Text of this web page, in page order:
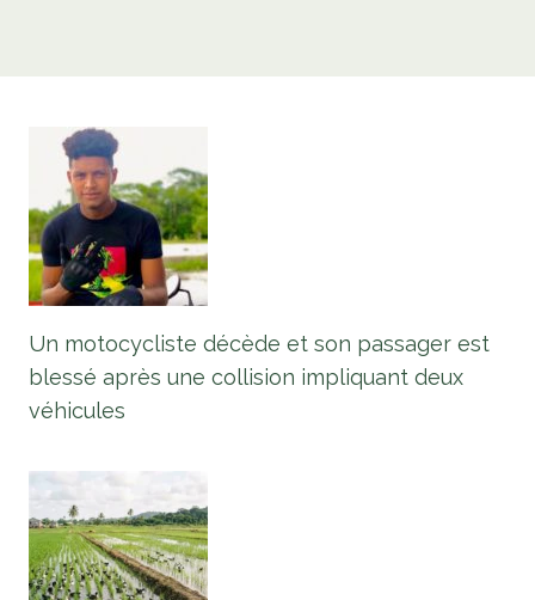
Un motocycliste décède et son passager est
blessé après une collision impliquant deux
véhicules